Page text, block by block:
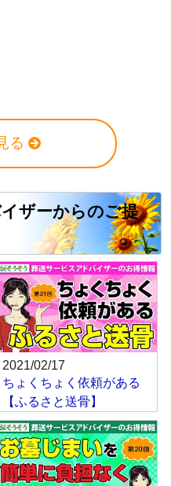
る
ザーからのご提
2021/02/17
ちょくちょく依頼がある
【ふるさと送骨】